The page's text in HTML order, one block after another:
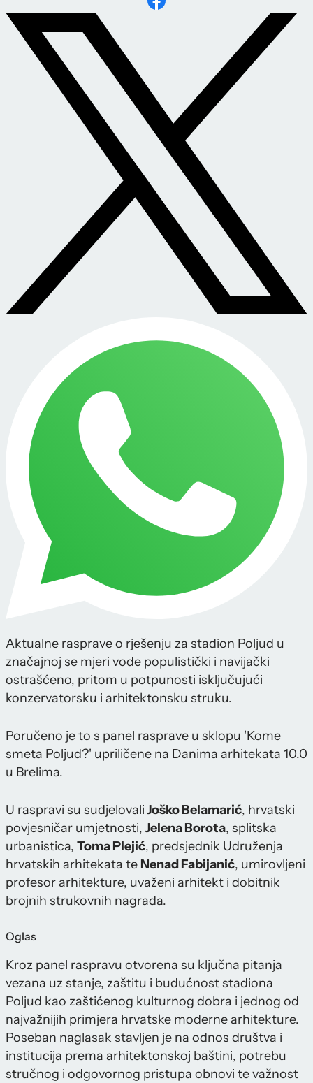
Aktualne rasprave o rješenju za stadion Poljud u
značajnoj se mjeri vode populistički i navijački
ostrašćeno, pritom u potpunosti isključujući
konzervatorsku i arhitektonsku struku.
Poručeno je to s panel rasprave u sklopu 'Kome
smeta Poljud?' upriličene na Danima arhitekata 10.0
u Brelima.
U raspravi su sudjelovaliJoško Belamarić, hrvatski
povjesničar umjetnosti, Jelena Borota, splitska
urbanistica, Toma Plejić, predsjednik Udruženja
hrvatskih arhitekata te Nenad Fabijanić, umirovljeni
profesor arhitekture, uvaženi arhitekt i dobitnik
brojnih strukovnih nagrada.
Oglas
Kroz panel raspravu otvorena su ključna pitanja
vezana uz stanje, zaštitu i budućnost stadiona
Poljud kao zaštićenog kulturnog dobra i jednog od
najvažnijih primjera hrvatske moderne arhitekture.
Poseban naglasak stavljen je na odnos društva i
institucija prema arhitektonskoj baštini, potrebu
stručnog i odgovornog pristupa obnovi te važnost